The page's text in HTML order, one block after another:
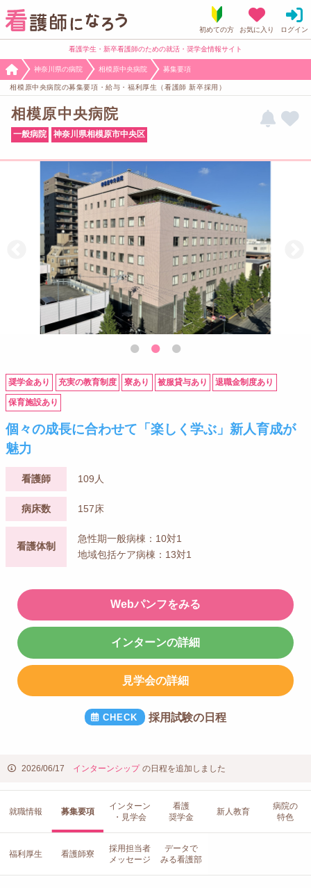
看護学生・新卒看護師のための就活・奨学金情報サイト
神奈川県の病院 相模原中央病院 募集要項
相模原中央病院の募集要項・給与・福利厚生（看護師 新卒採用）
相模原中央病院
一般病院 神奈川県相模原市中央区
奨学金あり 充実の教育制度 寮あり 被服貸与あり 退職金制度あり
保育施設あり
個々の成長に合わせて「楽しく学ぶ」新人育成が
魅力
看護師 109人
病床数 157床
看護体制
急性期一般病棟：10対1
地域包括ケア病棟：13対1
Webパンフをみる
インターンの詳細
見学会の詳細
採用試験の日程
2026/06/17 インターンシップ の日程を追加しました
就職情報 募集要項
インターン
・見学会
看護
奨学金
新人教育
病院の
特色
福利厚生 看護師寮
採用担当者
メッセージ
データで
みる看護部